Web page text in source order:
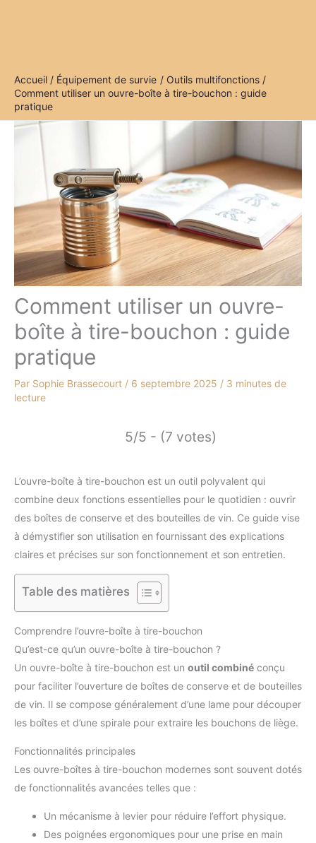
Accueil Équipement de survie
Outils multifonctions
Comment utiliser un ouvre-boîte à tire-bouchon : guide
pratique
Comment utiliser un ouvre-
boîte à tire-bouchon : guide
pratique
Par Sophie Brassecourt / 6 septembre 2025 / 3 minutes de
lecture
5/5 - (7 votes)
L’ouvre-boîte à tire-bouchon est un outil polyvalent qui
combine deux fonctions essentielles pour le quotidien : ouvrir
des boîtes de conserve et des bouteilles de vin. Ce guide vise
à démystifier son utilisation en fournissant des explications
claires et précises sur son fonctionnement et son entretien.
Table des matières
Comprendre l’ouvre-boîte à tire-bouchon
Qu’est-ce qu’un ouvre-boîte à tire-bouchon ?
Un ouvre-boîte à tire-bouchon est un outil combiné conçu
pour faciliter l’ouverture de boîtes de conserve et de bouteilles
de vin. Il se compose généralement d’une lame pour découper
les boîtes et d’une spirale pour extraire les bouchons de liège.
Fonctionnalités principales
Les ouvre-boîtes à tire-bouchon modernes sont souvent dotés
de fonctionnalités avancées telles que :
Un mécanisme à levier pour réduire l’effort physique.
Des poignées ergonomiques pour une prise en main